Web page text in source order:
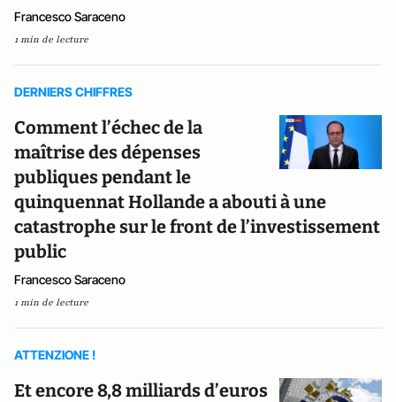
Francesco Saraceno
1 min de lecture
DERNIERS CHIFFRES
Comment l’échec de la
maîtrise des dépenses
publiques pendant le
quinquennat Hollande a abouti à une
catastrophe sur le front de l’investissement
public
Francesco Saraceno
1 min de lecture
ATTENZIONE !
Et encore 8,8 milliards d’euros